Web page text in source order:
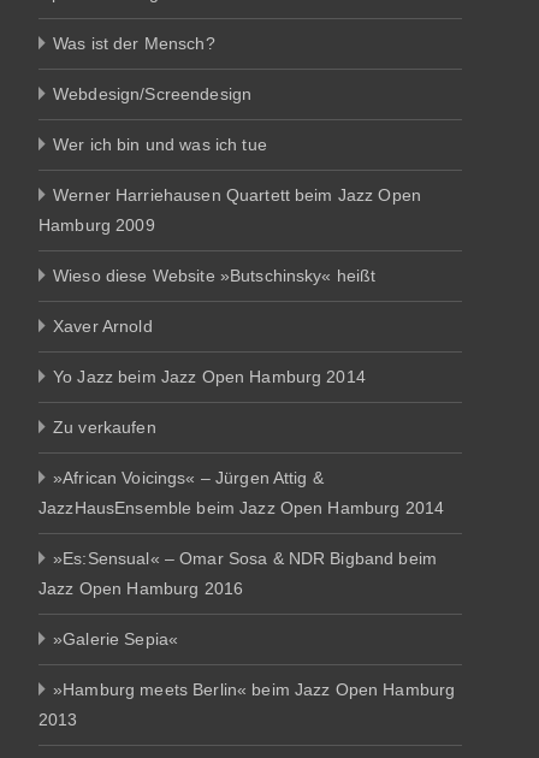
Was ist der Mensch?
Webdesign/Screendesign
Wer ich bin und was ich tue
Werner Harriehausen Quartett beim Jazz Open
Hamburg 2009
Wieso diese Website »Butschinsky« heißt
Xaver Arnold
Yo Jazz beim Jazz Open Hamburg 2014
Zu verkaufen
»African Voicings« – Jürgen Attig &
JazzHausEnsemble beim Jazz Open Hamburg 2014
»Es:Sensual« – Omar Sosa & NDR Bigband beim
Jazz Open Hamburg 2016
»Galerie Sepia«
»Hamburg meets Berlin« beim Jazz Open Hamburg
2013